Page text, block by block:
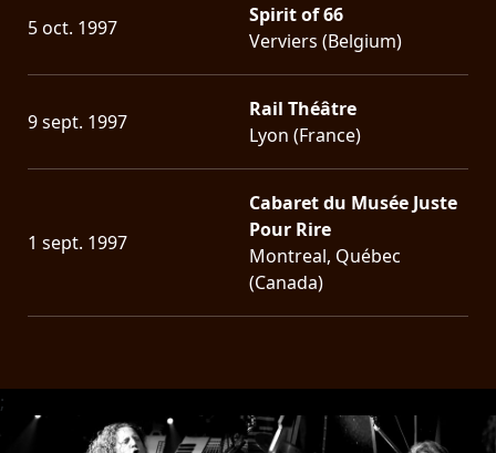
TALES
LOST
DIMENSION
HATROSS
5 oct. 1997
Spirit of 66
Verviers (Belgium)
9 sept. 1997
Rail Théâtre
Lyon (France)
1 sept. 1997
Cabaret du Musée Juste
Pour Rire
Montreal, Québec
(Canada)
;